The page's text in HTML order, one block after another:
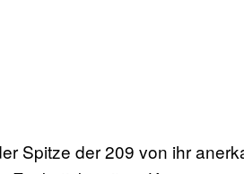
Spitze der 209 von ihr